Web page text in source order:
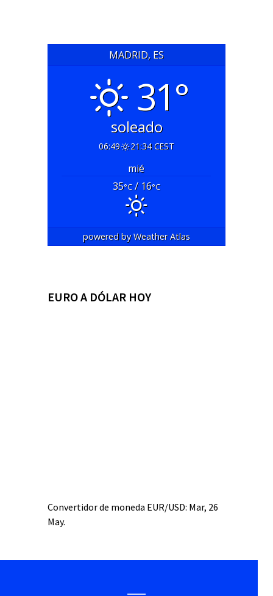
MADRID, ES
31°
soleado
06:49 21:34 CEST
mié
35°C/ 16°C
powered byWeather Atlas
EURO A DÓLAR HOY
Convertidor de moneda EUR/USD: Mar, 26
May.